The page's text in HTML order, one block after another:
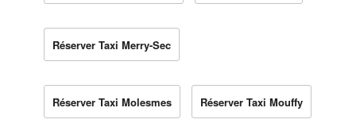
Réserver Taxi Merry-Sec
Réserver Taxi Molesmes Réserver Taxi Mouffy